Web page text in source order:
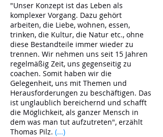
"Unser Konzept ist das Leben als
komplexer Vorgang. Dazu gehört
arbeiten, die Liebe, wohnen, essen,
trinken, die Kultur, die Natur etc., ohne
diese Bestandteile immer wieder zu
trennen. Wir nehmen uns seit 15 Jahren
regelmäßig Zeit, uns gegenseitig zu
coachen. Somit haben wir die
Gelegenheit, uns mit Themen und
Herausforderungen zu beschäftigen. Das
ist unglaublich bereichernd und schafft
die Möglichkeit, als ganzer Mensch in
dem was man tut aufzutreten", erzählt
Thomas Pilz. (...)